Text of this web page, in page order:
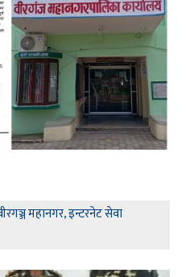
महानगर, इन्टरनेट सेवा